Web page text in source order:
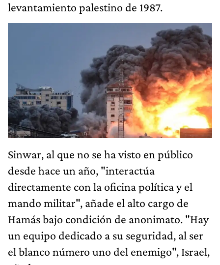
levantamiento palestino de 1987.
Sinwar, al que no se ha visto en público
desde hace un año, "interactúa
directamente con la oficina política y el
mando militar", añade el alto cargo de
Hamás bajo condición de anonimato. "Hay
un equipo dedicado a su seguridad, al ser
el blanco número uno del enemigo", Israel,